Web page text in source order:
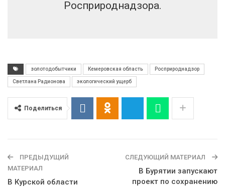
Росприроднадзора.
золотодобытчики Кемеровская область Росприроднадзор
Светлана Радионова экологический ущерб
Поделиться
ПРЕДЫДУЩИЙ
МАТЕРИАЛ
В Курской области
СЛЕДУЮЩИЙ МАТЕРИАЛ
В Бурятии запускают
проект по сохранению